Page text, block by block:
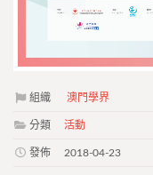
組織 澳門學界
分類 活動
發佈 2018-04-23